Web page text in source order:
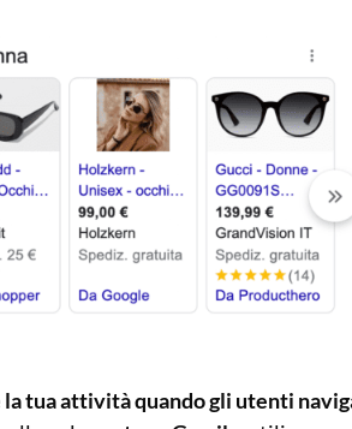
tua attività quando gli utenti